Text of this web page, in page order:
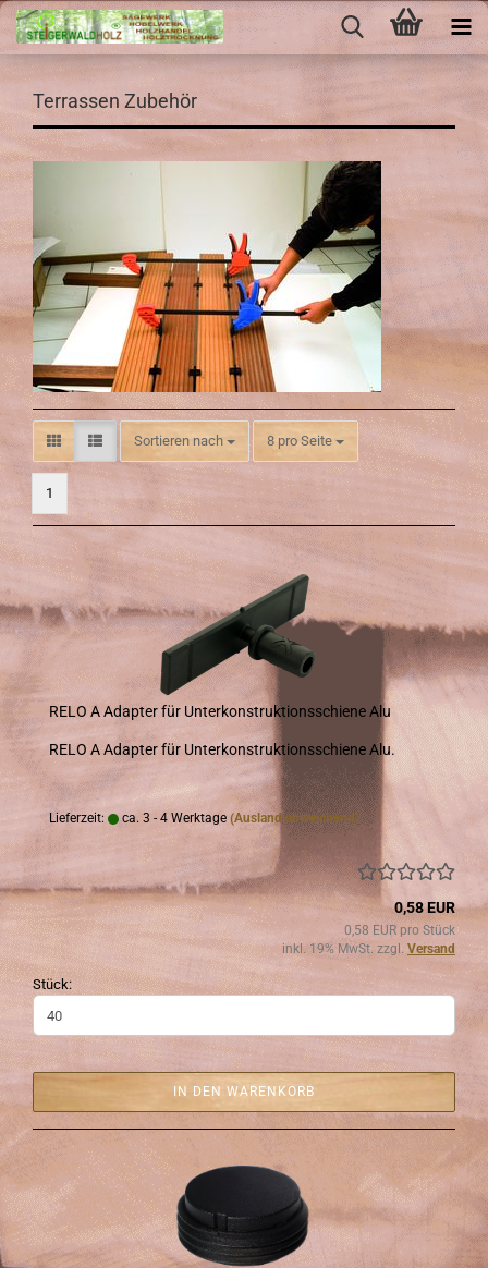
Terrassen Zubehör
Sortieren nach
Sortieren nach 8 pro Seite
pro Seite
1
RELO A Ad­ap­ter für Un­ter­kon­struk­ti­ons­schie­ne Alu
RELO A Ad­ap­ter für Un­ter­kon­struk­ti­ons­schie­ne Alu.
Lieferzeit: ca. 3 - 4 Werktage (Ausland abweichend)
0,58 EUR
0,58 EUR pro Stück
inkl. 19% MwSt. zzgl. Versand
Stück:
IN DEN WARENKORB